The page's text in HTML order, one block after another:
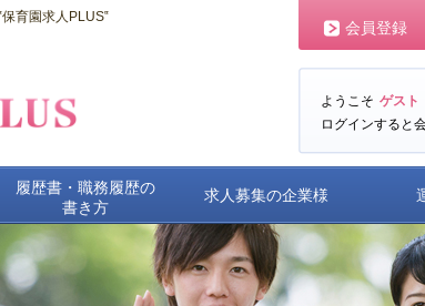
育園求人PLUS‟
会員登録
ようこそ ゲスト
ログインすると
履歴書・職務履歴の
書き方
求人募集の企業様